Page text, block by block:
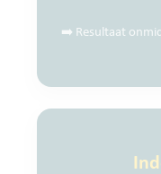
➡️ Resultaat